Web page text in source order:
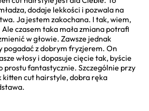
dodaje lekkości i pozwala na
Ja jestem zakochana. I tak, wiem,
Ale czasem taka mała zmiana potrafi
w głowie. Zawsze jednak
pogadać z dobrym fryzjerem. On
włosy i dopasuje cięcie tak, byście
prostu fantastycznie. Szczególnie przy
kitten cut hairstyle, dobra ręka